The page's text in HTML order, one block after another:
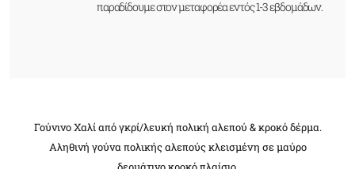
παραδίδουμε στον μεταφορέα εντός 1-3 εβδομάδων.
Γούνινο Χαλί από γκρί/λευκή πολική αλεπού & κροκό δέρμα.
Αληθινή γούνα πολικής αλεπούς κλεισμένη σε μαύρο